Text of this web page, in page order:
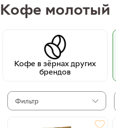
Кофе молотый
Кофе в зёрнах других
брендов
Фильтр